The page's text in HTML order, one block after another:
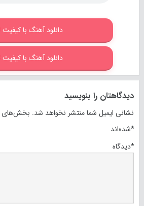
دانلود آهنگ با کیفیت 320
دانلود آهنگ با کیفیت 128
دیدگاهتان را بنویسید
نشانی ایمیل شما منتشر نخواهد شد. بخش‌های
شده‌اند*
دیدگاه*